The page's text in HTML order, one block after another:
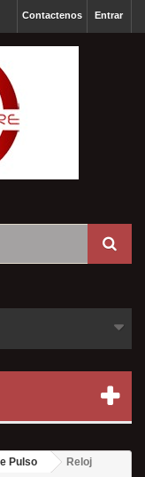
Entrar
Contactenos
Pulso
Reloj